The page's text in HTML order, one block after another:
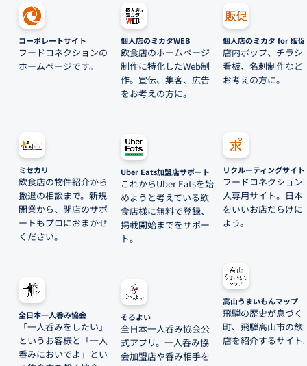
コーポレートサイト
フードコネクションの
ホームページです。
ミセカリ
飲食店の物件紹介から
撤退の相談まで。新規
開業から、閉店のサポ
ートもプロにおまかせ
ください。
全日本一人呑み協会
「一人呑みをしたい」
というお客様と「一人
呑みにおいでよ」とい
個人店のミカタWEB
飲食店のホームページ
制作に特化したWeb制
作。宣伝、集客、広告
をお考えの方に。
Uber Eats加盟店サポート
これからUber Eatsを始
めようと考えている飲
食店様に無料で登録、
掲載開始までをサポー
ト。
そろよい
全日本一人呑み協会公
式アプリ。一人呑み協
会加盟店や呑み相手を
個人店のミカタ for 販促
店内ポップ、チラシ
看板、名刺制作など
お考えの方に。
リクルーティングサイト
フードコネクション
人専用サイト。日本
をいいお店だらけに
よう。
高山うまいもんマップ
飛騨の歴史が息づく
町、飛騨高山市の飲
店を紹介するサイト